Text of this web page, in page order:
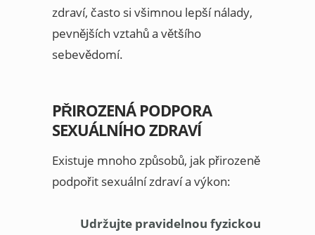
zdraví, často si všimnou lepší nálady,
pevnějších vztahů a většího
sebevědomí.
PŘIROZENÁ PODPORA
SEXUÁLNÍHO ZDRAVÍ
Existuje mnoho způsobů, jak přirozeně
podpořit sexuální zdraví a výkon:
Udržujte pravidelnou fyzickou